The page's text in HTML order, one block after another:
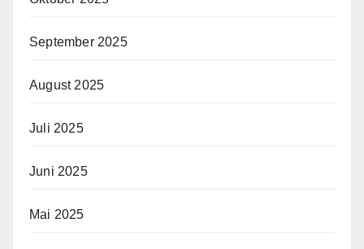
September 2025
August 2025
Juli 2025
Juni 2025
Mai 2025